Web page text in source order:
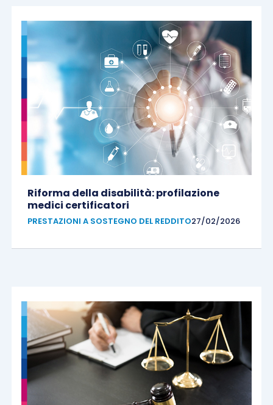
Riforma della disabilità: profilazione
medici certificatori
PRESTAZIONI A SOSTEGNO DEL REDDITO27/02/2026